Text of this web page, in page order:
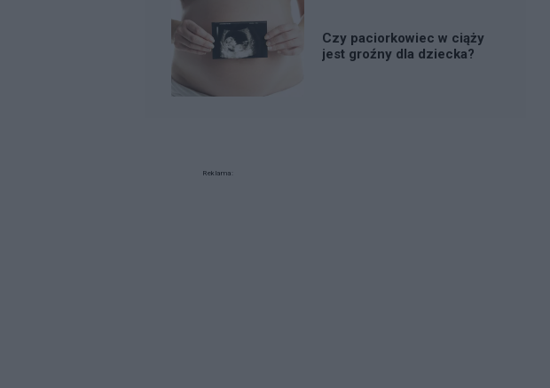
Czy paciorkowiec w ciąży
jest groźny dla dziecka?
Reklama: